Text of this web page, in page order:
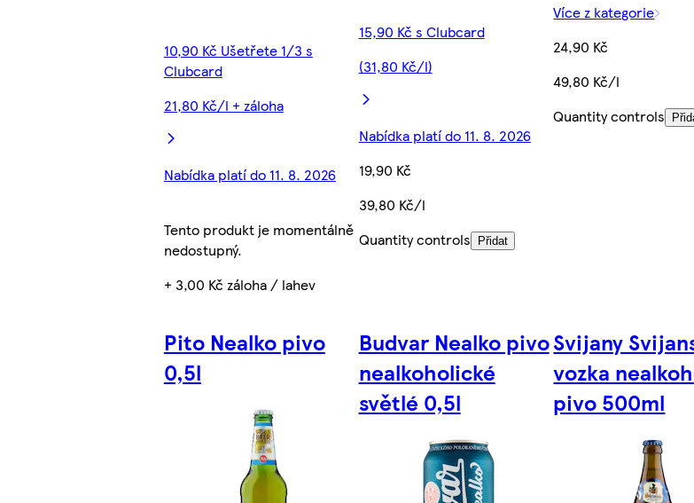
10,90 Kč Ušetřete 1/3 s
Clubcard
21,80 Kč/l + záloha
Nabídka platí do 11. 8. 2026
Tento produkt je momentálně
nedostupný.
+ 3,00 Kč záloha / lahev
15,90 Kč s Clubcard
(31,80 Kč/l)
Nabídka platí do 11. 8. 2026
19,90 Kč
39,80 Kč/l
Quantity controls
Přidat
Více z kategorie
24,90 Kč
49,80 Kč/l
Quantity controls
Pito Nealko pivo
0,5l
Budvar Nealko pivo
nealkoholické
světlé 0,5l
Svijany
vozka
pivo 500ml